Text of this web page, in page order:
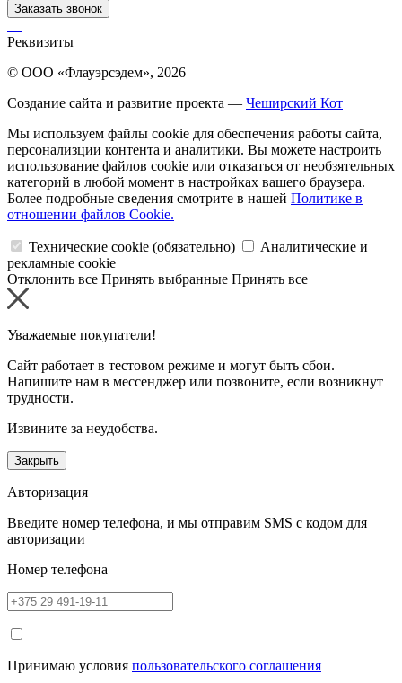
Заказать звонок
Реквизиты
© ООО «Флауэрсэдем», 2026
Создание сайта и развитие проекта — Чеширский Кот
Мы используем файлы cookie для обеспечения работы сайта,
персонализции контента и аналитики. Вы можете настроить
использование файлов cookie или отказаться от необзятельных
категорий в любой момент в настройках вашего браузера.
Более подробные сведения смотрите в нашей Политике в
отношении файлов Cookie.
Технические cookie (обязательно)
Аналитические и
рекламные cookie
Отклонить все Принять выбранные Принять все
Уважаемые покупатели!
Сайт работает в тестовом режиме и могут быть сбои.
Напишите нам в мессенджер или позвоните, если возникнут
трудности.
Извините за неудобства.
Закрыть
Авторизация
Введите номер телефона, и мы отправим SMS с кодом для
авторизации
Номер телефона
Принимаю условия пользовательского соглашения